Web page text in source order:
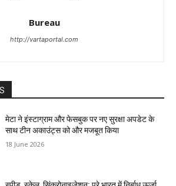
Bureau
http://vartaportal.com
मेटा ने इंस्टाग्राम और फेसबुक पर नए सुरक्षा अपडेट के
साथ टीन अकाउंट्स को और मजबूत किया
18 June 2026